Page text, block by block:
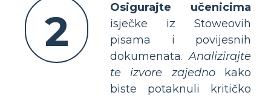
2
Osigurajte učenicima
isječke iz Stoweovih
pisama i povijesnih
dokumenata.Analizirajte
te izvore zajednokako
biste potaknuli kritičko